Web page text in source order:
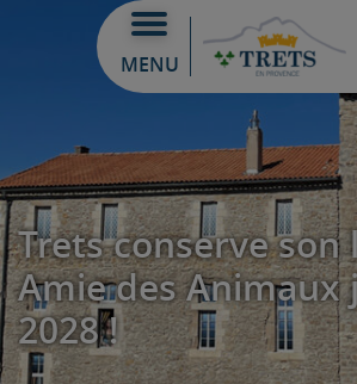
MENU
Trets conserve son
Amie des Animaux
2028 !